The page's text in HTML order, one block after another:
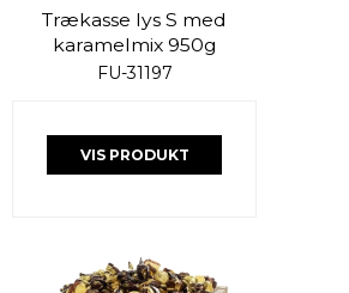
Trækasse lys S med
karamelmix 950g
FU-31197
VIS PRODUKT